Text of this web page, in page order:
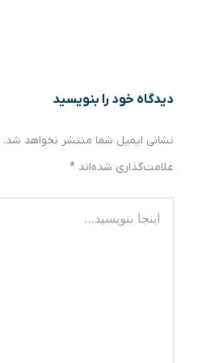
دیدگاه‌ خود را بنویسید
نشانی ایمیل شما منتشر نخواهد شد.
علامت‌گذاری شده‌اند *
بنویسید…